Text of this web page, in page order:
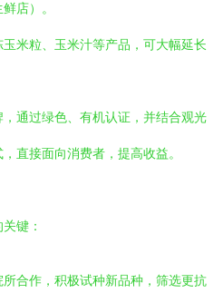
店）。
米粒、玉米汁等产品，可大幅延长
通过绿色、有机认证，并结合观光
直接面向消费者，提高收益。
键：
合作，积极试种新品种，筛选更抗